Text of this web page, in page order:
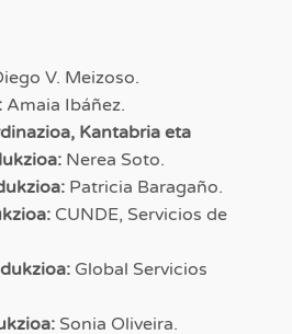
V. Meizoso.
Amaia Ibáñez.
Kantabria eta
Nerea Soto.
Patricia Baragaño.
CUNDE, Servicios de
Global Servicios
Sonia Oliveira.